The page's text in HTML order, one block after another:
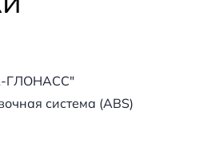
ГЛОНАСС"
система (ABS)